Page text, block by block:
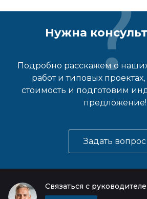
Нужна
Подробно расскажем о наших
работ и типовых
стоимость и подготовим
предложение!
Задать вопрос
Связаться с